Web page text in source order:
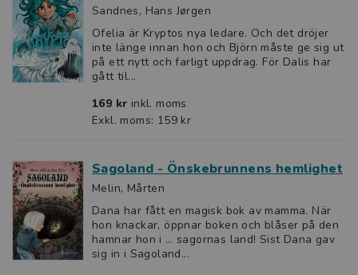
Sandnes, Hans Jørgen
Ofelia är Kryptos nya ledare. Och det dröjer
inte länge innan hon och Björn måste ge sig ut
på ett nytt och farligt uppdrag. För Dalis har
gått til...
169 kr inkl. moms
Exkl. moms: 159 kr
Sagoland - Önskebrunnens hemlighet
Melin, Mårten
Dana har fått en magisk bok av mamma. När
hon knackar, öppnar boken och blåser på den
hamnar hon i … sagornas land! Sist Dana gav
sig in i Sagoland...